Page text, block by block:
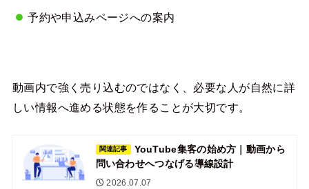
予約や申込みページへの案内
動画内で強く売り込むのではなく、必要な人が自然に詳
しい情報へ進める状態を作ることが大切です。
関連記事
YouTube集客の始め方｜動画から
問い合わせへつなげる導線設計
2026.07.07